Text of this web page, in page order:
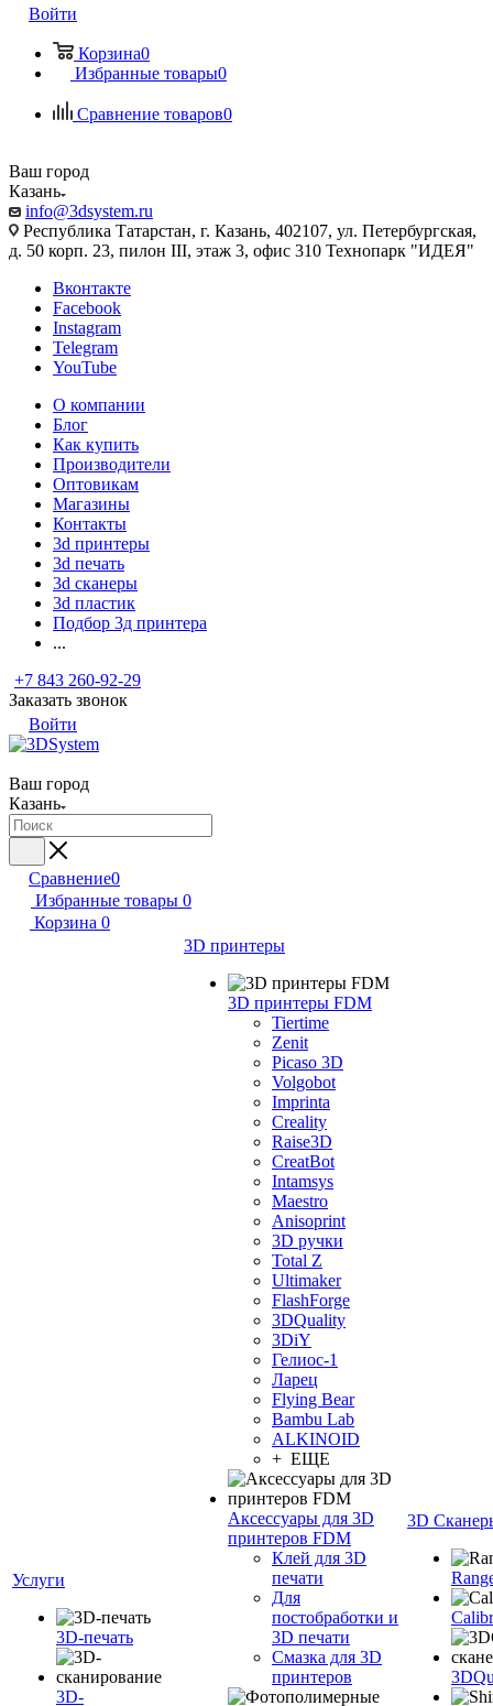
Войти
Корзина0
Избранные товары0
Сравнение товаров0
Ваш город
Казань
info@3dsystem.ru
Республика Татарстан, г. Казань, 402107, ул. Петербургская,
д. 50 корп. 23, пилон III, этаж 3, офис 310 Технопарк "ИДЕЯ"
Вконтакте
Facebook
Instagram
Telegram
YouTube
О компании
Блог
Как купить
Производители
Оптовикам
Магазины
Контакты
3d принтеры
3d печать
3d сканеры
3d пластик
Подбор 3д принтера
...
+7 843 260-92-29
Заказать звонок
Войти
Ваш город
Казань
Сравнение0
Избранные товары 0
Корзина 0
Услуги
3D-печать
3D-
3D принтеры
3D принтеры FDM
Tiertime
Zenit
Picaso 3D
Volgobot
Imprinta
Creality
Raise3D
CreatBot
Intamsys
Maestro
Anisoprint
3D ручки
Total Z
Ultimaker
FlashForge
3DQuality
3DiY
Гелиос-1
Ларец
Flying Bear
Bambu Lab
ALKINOID
+ ЕЩЕ
Аксессуары для 3D
принтеров FDM
Клей для 3D
печати
Для
постобработки и
3D печати
Смазка для 3D
принтеров
3D